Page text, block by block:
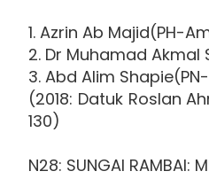
1. Azrin Ab Majid(PH-
2. Dr Muhamad Akmal
3. Abd Alim
(2018: Datuk Roslan
130)
N28: SUNGAI RAMBAI: